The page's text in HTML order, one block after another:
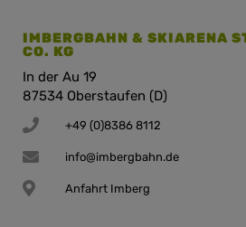
IMBERGBAHN & SKIARENA
CO. KG
In der Au 19
87534 Oberstaufen (D)
+49 (0)8386 8112
info@imbergbahn.de
Anfahrt Imberg